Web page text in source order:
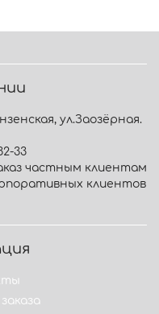
ул.Заозёрная.
33
частным клиентам
клиентов